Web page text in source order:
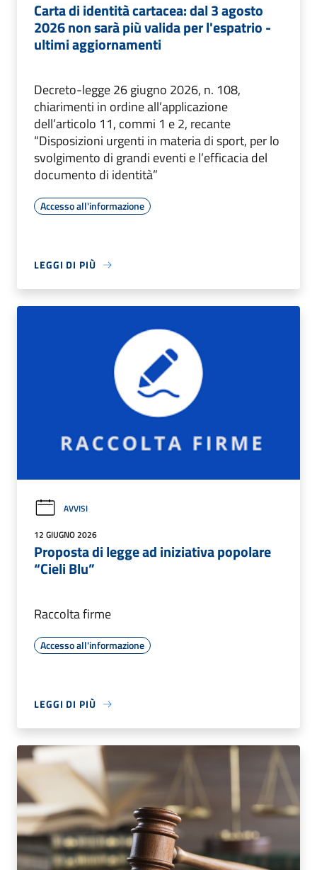
Carta di identità cartacea: dal 3 agosto
2026 non sarà più valida per l'espatrio -
ultimi aggiornamenti
Decreto-legge 26 giugno 2026, n. 108,
chiarimenti in ordine all’applicazione
dell’articolo 11, commi 1 e 2, recante
“Disposizioni urgenti in materia di sport, per lo
svolgimento di grandi eventi e l’efficacia del
documento di identità”
Accesso all'informazione
LEGGI DI PIÙ
AVVISI
12 GIUGNO 2026
Proposta di legge ad iniziativa popolare
“Cieli Blu”
Raccolta firme
Accesso all'informazione
LEGGI DI PIÙ